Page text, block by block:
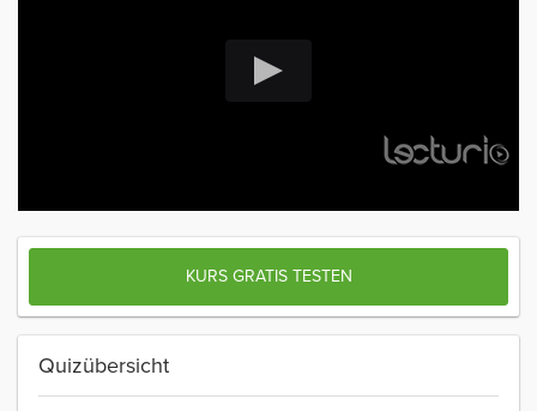
KURS GRATIS TESTEN
Quizübersicht